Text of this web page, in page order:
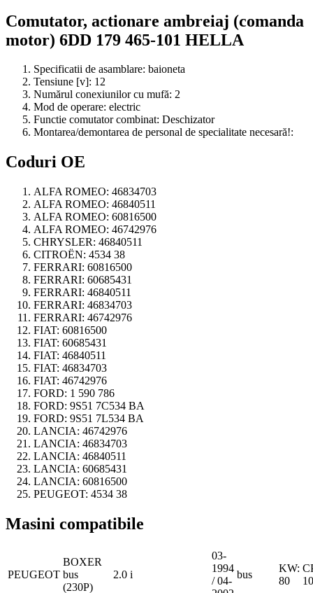
Comutator, actionare ambreiaj (comanda
motor) 6DD 179 465-101 HELLA
Specificatii de asamblare: baioneta
Tensiune [v]: 12
Numărul conexiunilor cu mufă: 2
Mod de operare: electric
Functie comutator combinat: Deschizator
Montarea/demontarea de personal de specialitate necesară!:
Coduri OE
ALFA ROMEO: 46834703
ALFA ROMEO: 46840511
ALFA ROMEO: 60816500
ALFA ROMEO: 46742976
CHRYSLER: 46840511
CITROËN: 4534 38
FERRARI: 60816500
FERRARI: 60685431
FERRARI: 46840511
FERRARI: 46834703
FERRARI: 46742976
FIAT: 60816500
FIAT: 60685431
FIAT: 46840511
FIAT: 46834703
FIAT: 46742976
FORD: 1 590 786
FORD: 9S51 7C534 BA
FORD: 9S51 7L534 BA
LANCIA: 46742976
LANCIA: 46834703
LANCIA: 46840511
LANCIA: 60685431
LANCIA: 60816500
PEUGEOT: 4534 38
Masini compatibile
PEUGEOT
BOXER
bus
(230P)
2.0 i
03-
1994
/ 04-
bus
KW:
80